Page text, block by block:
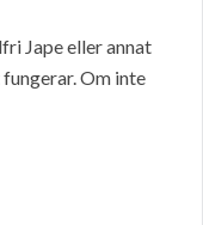
Jape eller annat
Om inte